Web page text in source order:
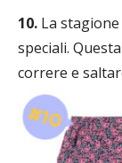
10. La
speciali.
correre e